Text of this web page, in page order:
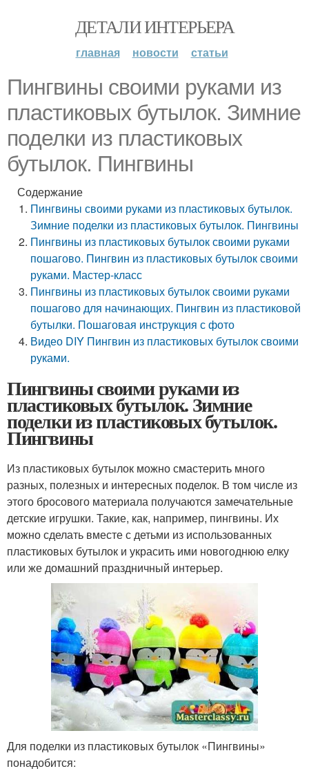
ДЕТАЛИ ИНТЕРЬЕРА
главная новости статьи
Пингвины своими руками из
пластиковых бутылок. Зимние
поделки из пластиковых
бутылок. Пингвины
Содержание
Пингвины своими руками из пластиковых бутылок.
Зимние поделки из пластиковых бутылок. Пингвины
Пингвины из пластиковых бутылок своими руками
пошагово. Пингвин из пластиковых бутылок своими
руками. Мастер-класс
Пингвины из пластиковых бутылок своими руками
пошагово для начинающих. Пингвин из пластиковой
бутылки. Пошаговая инструкция с фото
Видео DIY Пингвин из пластиковых бутылок своими
руками.
Пингвины своими руками из
пластиковых бутылок. Зимние
поделки из пластиковых бутылок.
Пингвины
Из пластиковых бутылок можно смастерить много
разных, полезных и интересных поделок. В том числе из
этого бросового материала получаются замечательные
детские игрушки. Такие, как, например, пингвины. Их
можно сделать вместе с детьми из использованных
пластиковых бутылок и украсить ими новогоднюю елку
или же домашний праздничный интерьер.
Для поделки из пластиковых бутылок «Пингвины»
понадобится: